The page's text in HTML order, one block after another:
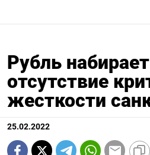
Рубль
отсутствие
жесткости
25.02.2022